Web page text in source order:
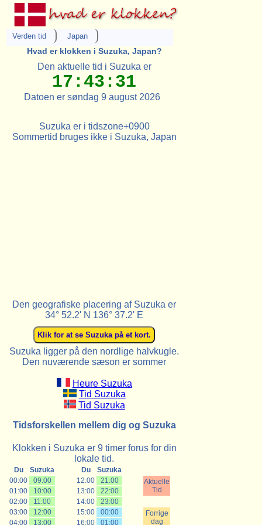
Verden tid Japan
Hvad er klokken i Suzuka, Japan?
Den aktuelle tid i Suzuka er
17:43:31
Datoen er søndag 9 august 2026
Suzuka er i tidszone+0900
Sommertid bruges ikke i Suzuka, Japan
Den geografiske placering af Suzuka er
34° 52.2' N 136° 37.2' E
Suzuka ligger på den nordlige halvkugle.
Den nuværende sæson er sommer
Heure Suzuka
Tid Suzuka
Tid Suzuka
Tidsforskellen mellem dig og Suzuka
Klokken i Suzuka er 9 timer forus for din
lokale tid.
Du Suzuka Du
Suzuka
00:00
09:00 12:00 21:00
Aktuelle
Tid
01:00 10:00 13:00
22:00
02:00
11:00 14:00
23:00
03:00
12:00 15:00 00:00
Forrige
dag
04:00 13:00 16:00 01:00